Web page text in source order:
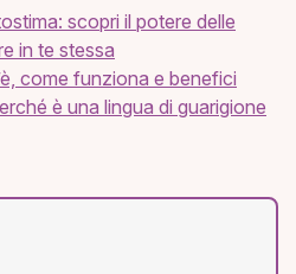
scopri il potere delle
in te stessa
come funziona e benefici
è una lingua di guarigione